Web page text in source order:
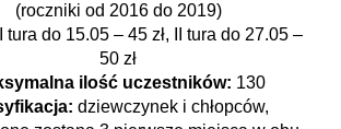
(roczniki od 2016 do 2019)
I tura do 15.05 – 45 zł, II tura do 27.05 –
50 zł
ilość uczestników: 130
dziewczynek i chłopców,